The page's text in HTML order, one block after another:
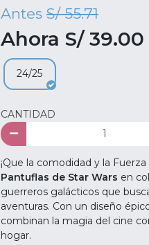
Antes S/ 55.71
Ahora S/ 39.00
24/25
CANTIDAD
¡Que la comodidad y la
Pantuflas de Star Wars en
guerreros galácticos que
aventuras. Con un diseño
combinan la magia del cine
hogar.